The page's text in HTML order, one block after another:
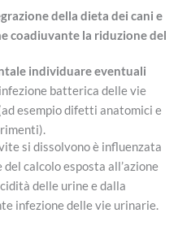
della dieta dei cani e
coadiuvante la riduzione del
individuare eventuali
batterica delle vie
esempio difetti anatomici e
si dissolvono è influenzata
calcolo esposta all’azione
delle urine e dalla
infezione delle vie urinarie.